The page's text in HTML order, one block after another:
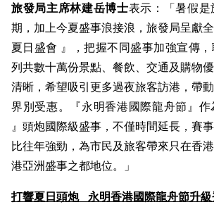
旅發局主席林建岳博士表示：「暑假
期，加上今夏盛事浪接浪，旅發局呈獻
夏日盛會 』，把握不同盛事加強宣傳
列共數十萬份景點、餐飲、交通及購物
清晰，希望吸引更多過夜旅客訪港，帶
界別受惠。『永明香港國際龍舟節』
』頭炮國際級盛事，不僅時間延長，賽
比往年強勁，為市民及旅客帶來只在香
港亞洲盛事之都地位。」
打響夏日頭炮 永明香港國際龍舟節升